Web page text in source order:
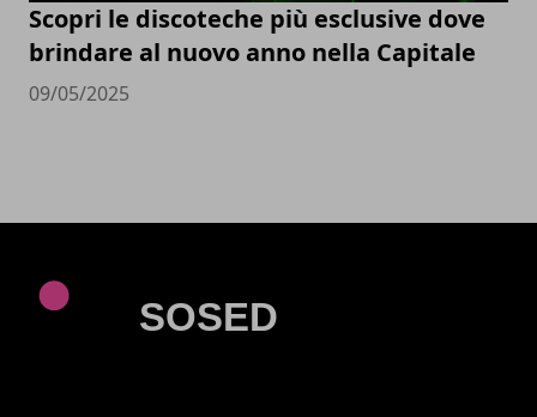
Scopri le discoteche più esclusive dove
brindare al nuovo anno nella Capitale
09/05/2025